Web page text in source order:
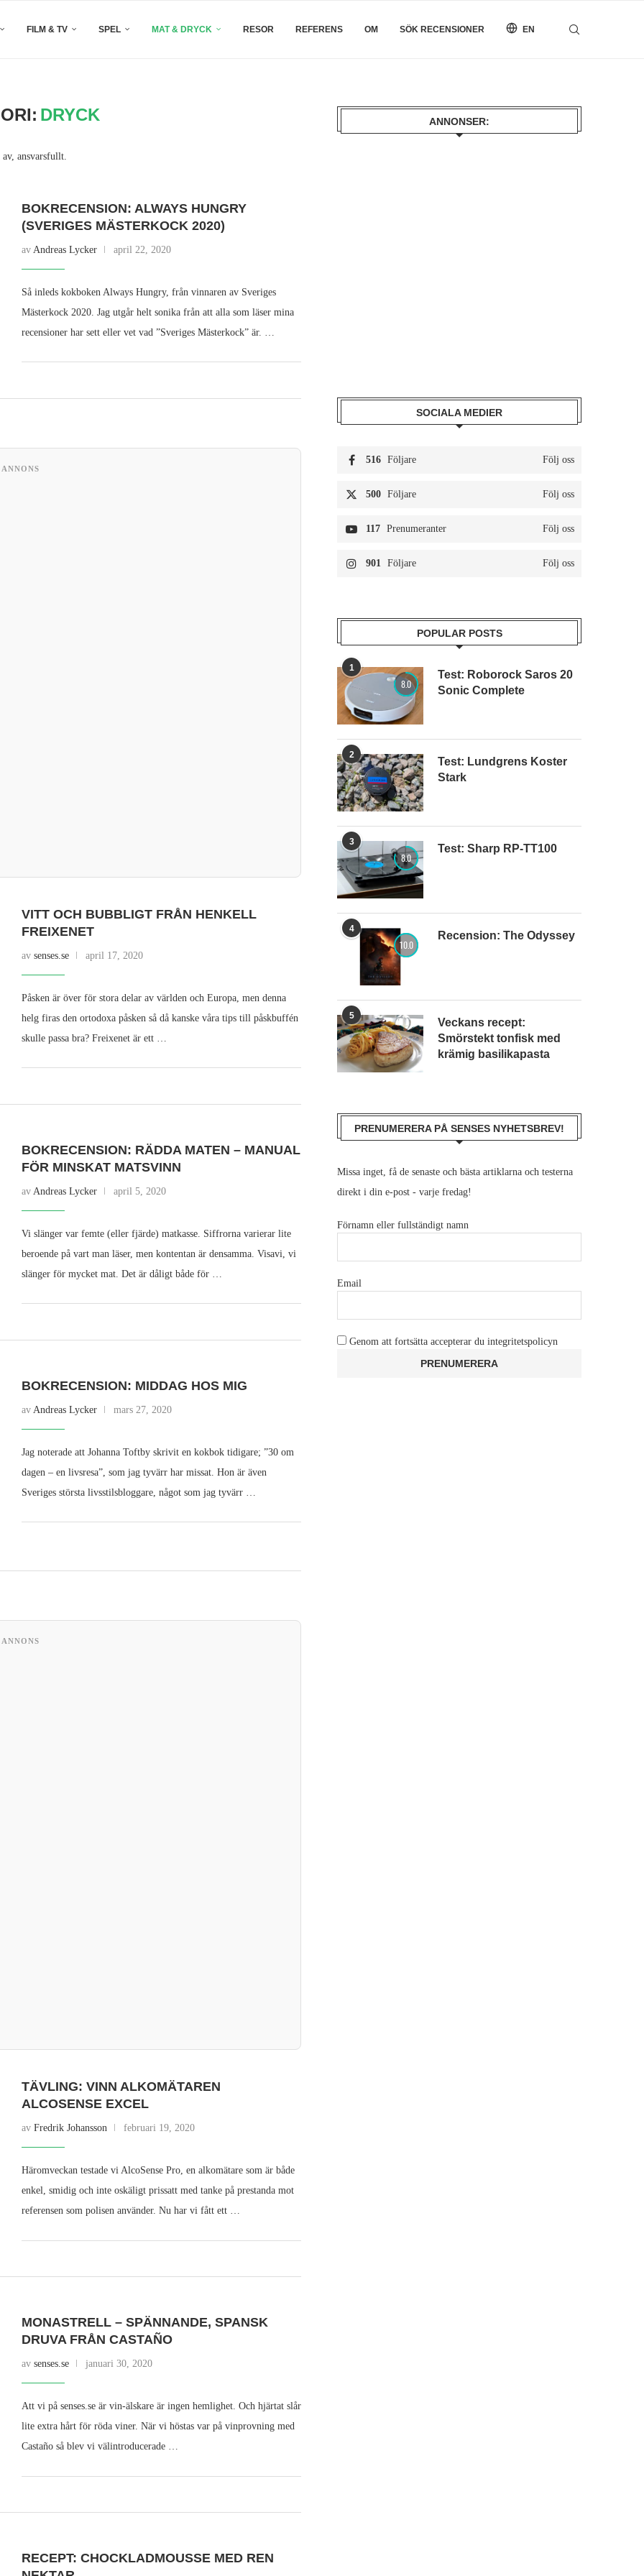
FILM & TV SPEL MAT & DRYCK RESOR REFERENS OM SÖK RECENSIONER EN
DRYCK
ansvarsfullt.
BOKRECENSION: ALWAYS HUNGRY
(SVERIGES MÄSTERKOCK 2020)
av Andreas Lycker april 22, 2020
Så inleds kokboken Always Hungry, från vinnaren av Sveriges
Mästerkock 2020. Jag utgår helt sonika från att alla som läser mina
recensioner har sett eller vet vad ”Sveriges Mästerkock” är. …
ANNONS
VITT OCH BUBBLIGT FRÅN HENKELL
FREIXENET
av senses.se april 17, 2020
Påsken är över för stora delar av världen och Europa, men denna
helg firas den ortodoxa påsken så då kanske våra tips till påskbuffén
skulle passa bra? Freixenet är ett …
BOKRECENSION: RÄDDA MATEN – MANUAL
FÖR MINSKAT MATSVINN
av Andreas Lycker april 5, 2020
Vi slänger var femte (eller fjärde) matkasse. Siffrorna varierar lite
beroende på vart man läser, men kontentan är densamma. Visavi, vi
slänger för mycket mat. Det är dåligt både för …
BOKRECENSION: MIDDAG HOS MIG
av Andreas Lycker mars 27, 2020
Jag noterade att Johanna Toftby skrivit en kokbok tidigare; ”30 om
dagen – en livsresa”, som jag tyvärr har missat. Hon är även
Sveriges största livsstilsbloggare, något som jag tyvärr …
ANNONS
TÄVLING: VINN ALKOMÄTAREN
ALCOSENSE EXCEL
av Fredrik Johansson februari 19, 2020
Häromveckan testade vi AlcoSense Pro, en alkomätare som är både
enkel, smidig och inte oskäligt prissatt med tanke på prestanda mot
referensen som polisen använder. Nu har vi fått ett …
MONASTRELL – SPÄNNANDE, SPANSK
DRUVA FRÅN CASTAÑO
av senses.se januari 30, 2020
Att vi på senses.se är vin-älskare är ingen hemlighet. Och hjärtat slår
lite extra hårt för röda viner. När vi höstas var på vinprovning med
Castaño så blev vi välintroducerade …
RECEPT: CHOCKLADMOUSSE MED REN
ANNONSER:
SOCIALA MEDIER
516 Följare Följ oss
500 Följare Följ oss
117 Prenumeranter Följ oss
901 Följare Följ oss
POPULAR POSTS
1
8.0
Test: Roborock Saros 20
Sonic Complete
2
Test: Lundgrens Koster
Stark
3
8.0
Test: Sharp RP-TT100
4
10.0
Recension: The Odyssey
5
Veckans recept:
Smörstekt tonfisk med
krämig basilikapasta
PRENUMERERA PÅ SENSES NYHETSBREV!
Missa inget, få de senaste och bästa artiklarna och testerna
direkt i din e-post - varje fredag!
Förnamn eller fullständigt namn
Email
Genom att fortsätta accepterar du integritetspolicyn